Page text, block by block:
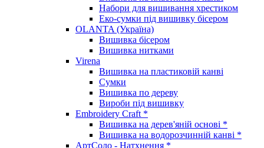
Набори для вишивання хрестиком
Еко-сумки під вишивку бісером
OLANTA (Україна)
Вишивка бісером
Вишивка нитками
Virena
Вишивка на пластиковій канві
Сумки
Вишивка по дереву
Вироби під вишивку
Embroidery Craft *
Вишивка на дерев'яній основі *
Вишивка на водорозчинній канві *
АртСоло - Натхнення *